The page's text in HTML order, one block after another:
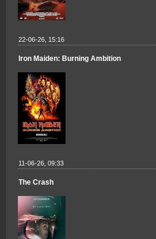
22-06-26, 15:16
Iron Maiden: Burning Ambition
11-06-26, 09:33
The Crash